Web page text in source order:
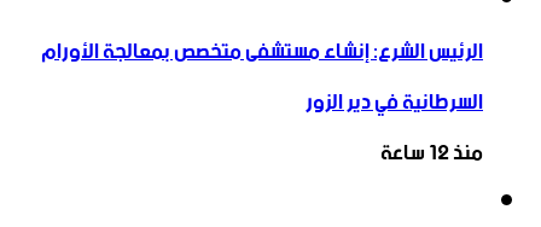
الرئيس الشرع: إنشاء ‌‏مستشفى متخصص بمعالجة الأورام
السرطانية في دير الزور
منذ 12 ساعة